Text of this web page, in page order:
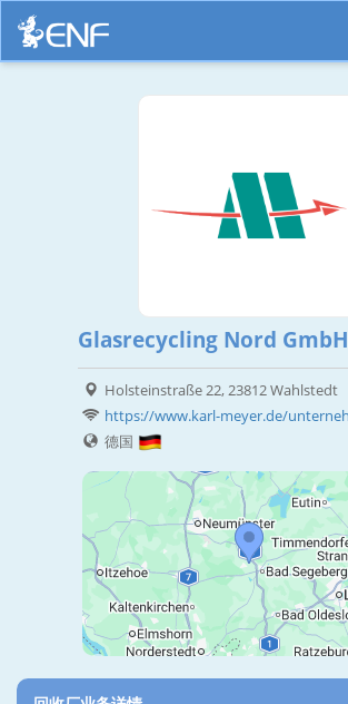
Glasrecycling Nord
Holsteinstraße 22, 23812 Wahlstedt
https://www.karl-meyer.de/
德国